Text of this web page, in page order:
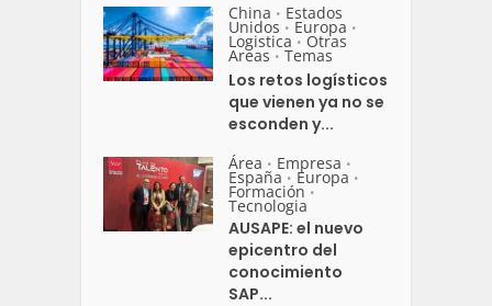
China • Estados
Unidos • Europa •
Logistica • Otras
Areas • Temas
Los retos logísticos
que vienen ya no se
esconden y...
Área • Empresa •
España • Europa •
Formación •
Tecnologia
AUSAPE: el nuevo
epicentro del
conocimiento
SAP...